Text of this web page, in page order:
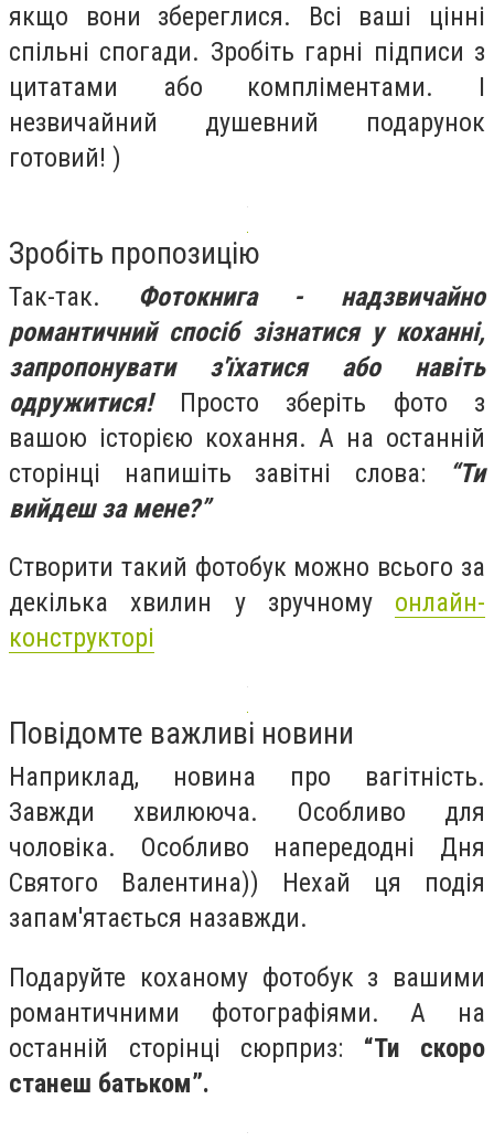
якщо вони збереглися. Всі ваші цінні
спільні спогади. Зробіть гарні підписи з
цитатами або компліментами. І
незвичайний душевний подарунок
готовий! )
Зробіть пропозицію
Так-так. Фотокнига - надзвичайно
романтичний спосіб зізнатися у коханні,
запропонувати з'їхатися або навіть
одружитися!Просто зберіть фото з
вашою історією кохання. А на останній
сторінці напишіть завітні слова:
“Ти
вийдеш за мене?”
Створити такий фотобук можно всього за
декілька хвилин у зручному онлайн-
конструкторі
Повідомте важливі новини
Наприклад, новина про вагітність.
Завжди хвилююча. Особливо для
чоловіка. Особливо напередодні Дня
Святого Валентина)) Нехай ця подія
запам'ятається назавжди.
Подаруйте коханому фотобук з вашими
романтичними фотографіями. А на
останній сторінці сюрприз: “Ти скоро
станеш батьком”.